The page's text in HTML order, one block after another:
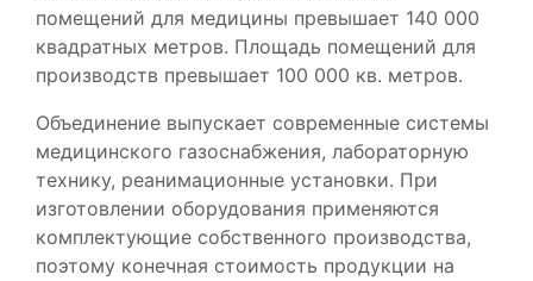
помещений для медицины превышает 140 000
квадратных метров. Площадь помещений для
производств превышает 100 000 кв. метров.
Объединение выпускает современные системы
медицинского газоснабжения, лабораторную
технику, реанимационные установки. При
изготовлении оборудования применяются
комплектующие собственного производства,
поэтому конечная стоимость продукции на